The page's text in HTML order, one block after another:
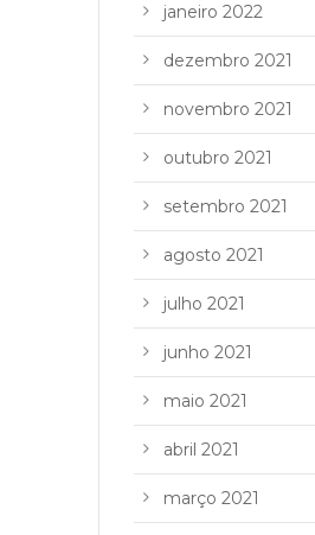
janeiro 2022
dezembro 2021
novembro 2021
outubro 2021
setembro 2021
agosto 2021
julho 2021
junho 2021
maio 2021
abril 2021
março 2021